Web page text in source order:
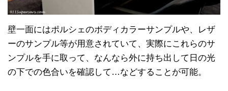
壁一面にはポルシェのボディカラーサンプルや、レザ
ーのサンプル等が用意されていて、実際にこれらのサ
ンプルを手に取って、なんなら外に持ち出して日の光
の下での色合いを確認して…などすることが可能。